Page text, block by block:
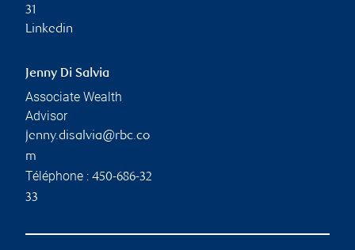
31
Linkedin
Jenny Di Salvia
Associate Wealth
Advisor
jenny.disalvia@rbc.co
m
Téléphone : 450-686-32
33